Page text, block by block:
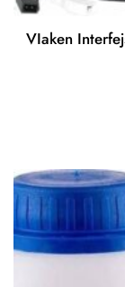
VIaken